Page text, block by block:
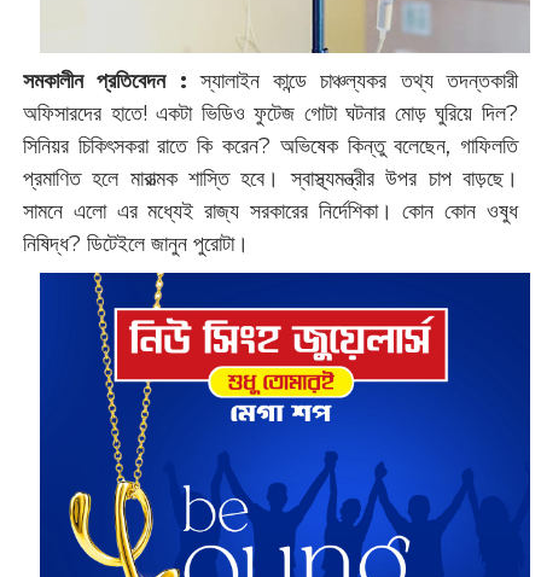
সমকালীন প্রতিবেদন : স্যালাইন ‌কান্ডে চাঞ্চল্যকর তথ্য তদন্তকারী
অফিসারদের হাতে! একটা ভিডিও ফুটেজ গোটা ঘটনার মোড় ঘুরিয়ে দিল?
সিনিয়র চিকিৎসকরা রাতে কি করেন? অভিষেক কিন্তু বলেছেন, গাফিলতি
প্রমাণিত হলে মারাত্মক শাস্তি হবে। স্বাস্থ্যমন্ত্রীর উপর চাপ বাড়ছে।
সামনে এলো এর মধ্যেই রাজ্য সরকারের নির্দেশিকা। কোন কোন ওষুধ
নিষিদ্ধ? ডিটেইলে জানুন পুরোটা।